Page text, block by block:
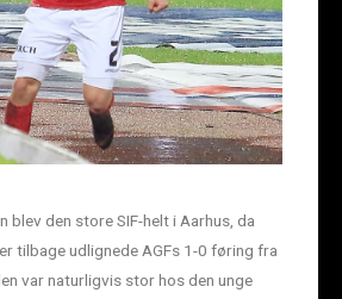
blev den store SIF-helt i Aarhus, da
tilbage udlignede AGFs 1-0 føring fra
var naturligvis stor hos den unge